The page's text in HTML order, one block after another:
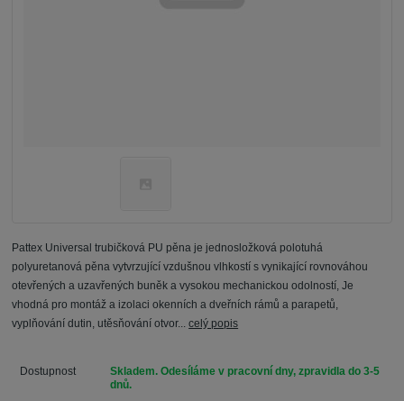
Pattex Universal trubičková PU pěna je jednosložková polotuhá
polyuretanová pěna vytvrzující vzdušnou vlhkostí s vynikající rovnováhou
otevřených a uzavřených buněk a vysokou mechanickou odolností, Je
vhodná pro montáž a izolaci okenních a dveřních rámů a parapetů,
vyplňování dutin, utěsňování otvor...celý popis
Dostupnost
Skladem. Odesíláme v pracovní dny, zpravidla do 3-5
dnů.